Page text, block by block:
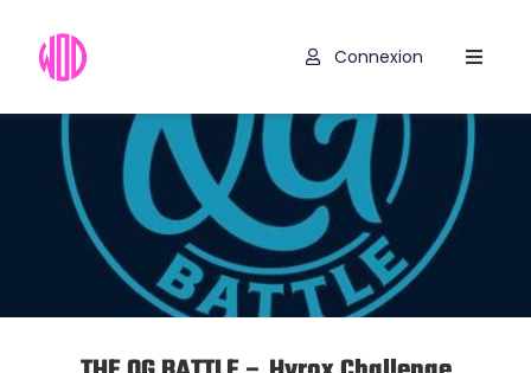
Programmes
Connexion